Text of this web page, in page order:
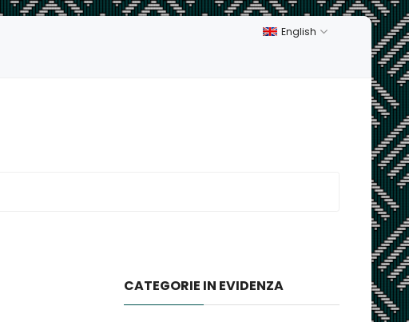
English
CATEGORIE IN EVIDENZA